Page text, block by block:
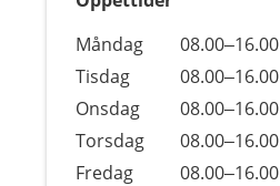
Dag
Öppettider
Kommentarer
Måndag
08.00–16.00
Tisdag
08.00–16.00
Onsdag
08.00–16.00
Torsdag
08.00–16.00
Fredag
08.00–16.00